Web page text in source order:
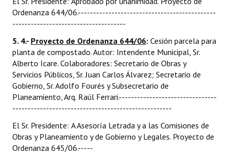
Ordenanza 644/06.---------------------------------------------
-------------------------------------
5. 4.- Proyecto de Ordenanza 644/06: Cesión parcela para
planta de compostado. Autor: Intendente Municipal, Sr.
Alberto Icare. Colaboradores: Secretario de Obras y
Servicios Públicos, Sr. Juan Carlos Álvarez; Secretario de
Gobierno, Sr. Adolfo Fourés y Subsecretario de
Planeamiento, Arq. Raúl Ferrari.--------------------------------
----------------------------------------------------
El Sr. Presidente: A Asesoría Letrada y a las Comisiones de
Obras y Planeamiento y de Gobierno y Legales. Proyecto de
Ordenanza 645/06.-----